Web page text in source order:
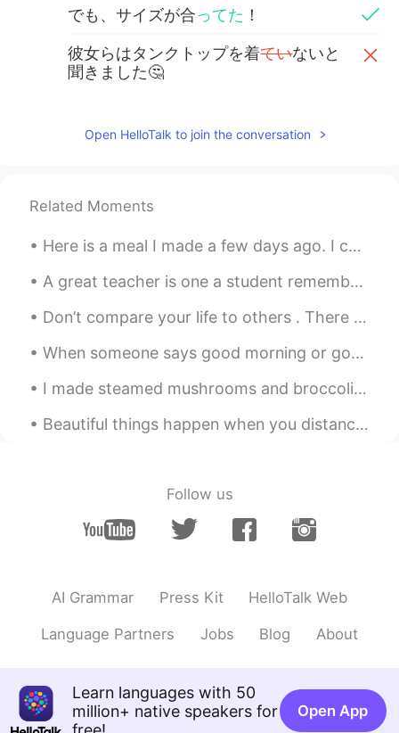
でも、サイズが合ってた ！
彼女らはタンクトップを着ていないと
聞きました🤔
JP EN
日本だとあまり露出が高い服を着る人は少
ないです… だけど、私は海外ファッション
が好きなので、タンクトップのような服を
着たり、クロップドTシャツを着たりしま
す！
Kalaiya カヤ 2020.06.16 04:34
@lilyno problem!! 😄💗
lily 2020.06.16 04:29
@Kalaiya カヤThank you so much 😊
Kalaiya カヤ 2020.06.16 04:28
信を持ってください！きっとあなたは美し
@Milla おー！なるほど！私もタンクトップ
よくきます☺️ 暑い時に便利です👍
Open HelloTalk to join the conversation
Related Moments
Here is a meal I made a few days ago. I cooked ground beef and added onions and sweet peppers. Yo...
A great teacher is one a student remembers and cherishes forever. Teachers have long lasting impa...
Don’t compare your life to others . There is no comparison between the sun and the moon, they shi...
When someone says good morning or good night, even if our day hasn’t started well or wasn’t very ...
I made steamed mushrooms and broccoli with rice and spicy tuna. 😍. I just seemed to have made too...
Beautiful things happen when you distance yourself from negativity ! Positive mind ❤️ Positive ...
Follow us
AI Grammar Press Kit HelloTalk Web
Language Partners Jobs Blog About
Learn languages with 50
million+ native speakers for
Open App